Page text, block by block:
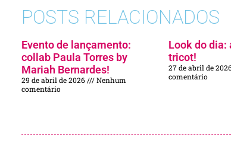
POSTS RELACIONADOS
Evento de lançamento:
collab Paula Torres by
Mariah Bernardes!
29 de abril de 2026
Nenhum
comentário
Look do
tricot!
27 de abril de
comentário